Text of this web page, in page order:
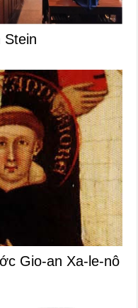
Stein
Gio-an Xa-le-nô